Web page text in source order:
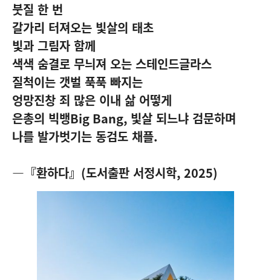
붓질 한 번
갈가리 터져오는 빛살의 태초
빛과 그림자 함께
색색 숨결로 무늬져 오는 스테인드글라스
질척이는 갯벌 푹푹 빠지는
엉망진창 죄 많은 이내 삶 어떻게
은총의 빅뱅Big Bang, 빛살 되느냐 검문하며
나를 발가벗기는 동검도 채플.
—『환하다』 (도서출판 서정시학, 2025)